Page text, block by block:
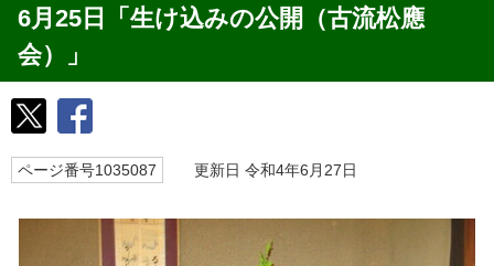
6月25日「生け込みの公開（古流松應
会）」
ページ番号1035087 更新日 令和4年6月27日